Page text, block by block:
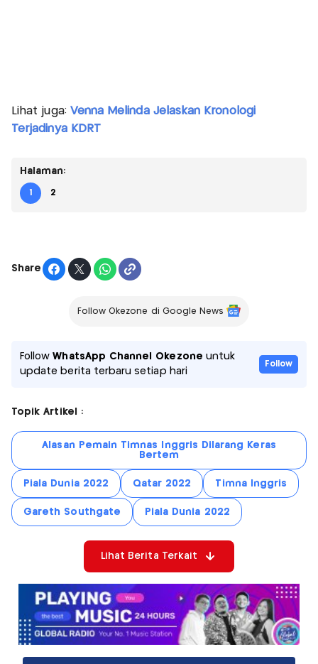
Lihat juga: Venna Melinda Jelaskan Kronologi
Terjadinya KDRT
Halaman:
1 2
Share
Follow Okezone di Google News
FollowWhatsApp Channel Okezone untuk
update berita terbaru setiap hari
Follow
Topik Artikel :
Alasan Pemain Timnas Inggris Dilarang Keras
Bertem
Piala Dunia 2022 Qatar 2022 Timna Inggris
Gareth Southgate Piala Dunia 2022
Lihat Berita Terkait